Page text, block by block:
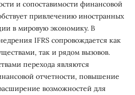
и сопоставимости финансовой
привлечению иностранных
в мировую экономику. В
IFRS сопровождается как
так и рядом вызовов.
перехода являются
отчетности, повышение
возможностей для